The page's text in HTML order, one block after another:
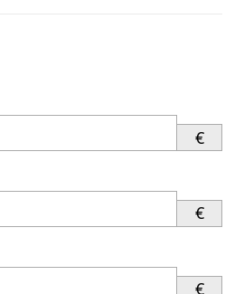
€
€
€